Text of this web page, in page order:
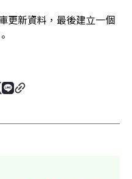
更新資料，最後建立一個